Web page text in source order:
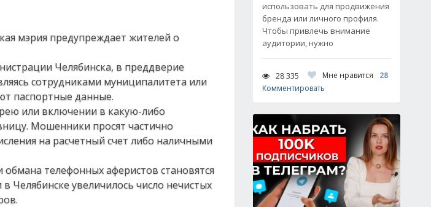
мэрия предупреждает жителей о
Челябинска, в преддверие
сотрудниками муниципалитета или
паспортные данные.
или включении в какую-либо
Мошенники просят частично
на расчетный счет либо наличными
телефонных аферистов становятся
Челябинске увеличилось число нечистых
использовать для продвижения
бренда или личного профиля.
Чтобы привлечь внимание
аудитории, нужно
28 335 Мне нравится
28
Комментировать